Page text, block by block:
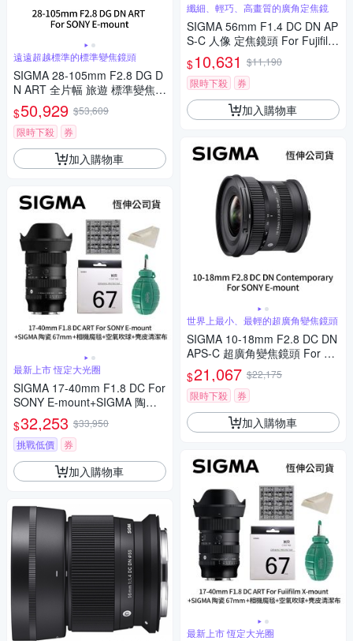
遠遠超越標準的標準變焦鏡頭
SIGMA 28-105mm F2.8 DG D
N ART 全片幅 旅遊 標準變焦鏡
頭 For SONY E-mount (公司
貨)
$50,929 $53,609
限時下殺
券
加入購物車
最新上市 恆定大光圈
SIGMA 17-40mm F1.8 DC For
SONY E-mount+SIGMA 陶瓷 6
7mm保護鏡+相機魔毯+BW-13
0吹球+3030麂皮清潔布 (公司
貨)
$32,253 $33,950
挑戰低價
券
加入購物車
纖細、輕巧、高畫質的廣角定焦鏡
SIGMA 56mm F1.4 DC DN AP
S-C 人像 定焦鏡頭 For Fujifilm
X-mount (公司貨)
$10,631 $11,190
限時下殺
券
加入購物車
世界上最小、最輕的超廣角變焦鏡頭
SIGMA 10-18mm F2.8 DC DN
APS-C 超廣角變焦鏡頭 For SO
NY E-mount (公司貨)
$21,067 $22,175
限時下殺
券
加入購物車
最新上市 恆定大光圈